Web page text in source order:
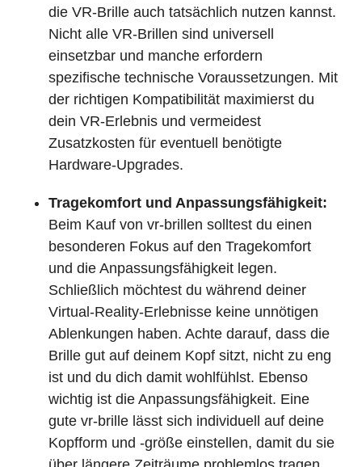
die VR-Brille auch tatsächlich nutzen kannst.
Nicht alle VR-Brillen sind universell
einsetzbar und manche erfordern
spezifische technische Voraussetzungen. Mit
der richtigen Kompatibilität maximierst du
dein VR-Erlebnis und vermeidest
Zusatzkosten für eventuell benötigte
Hardware-Upgrades.
Tragekomfort und Anpassungsfähigkeit:
Beim Kauf von vr-brillen solltest du einen
besonderen Fokus auf den Tragekomfort
und die Anpassungsfähigkeit legen.
Schließlich möchtest du während deiner
Virtual-Reality-Erlebnisse keine unnötigen
Ablenkungen haben. Achte darauf, dass die
Brille gut auf deinem Kopf sitzt, nicht zu eng
ist und du dich damit wohlfühlst. Ebenso
wichtig ist die Anpassungsfähigkeit. Eine
gute vr-brille lässt sich individuell auf deine
Kopfform und -größe einstellen, damit du sie